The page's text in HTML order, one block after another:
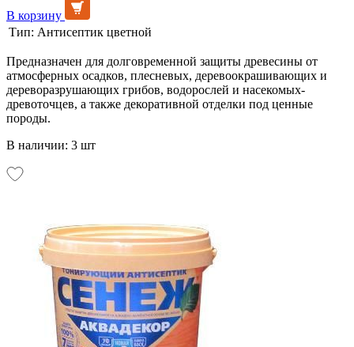
В корзину
Тип: Антисептик цветной
Предназначен для долговременной защиты древесины от
атмосферных осадков, плесневых, деревоокрашивающих и
дереворазрушающих грибов, водорослей и насекомых-
древоточцев, а также декоративной отделки под ценные
породы.
В наличии: 3 шт